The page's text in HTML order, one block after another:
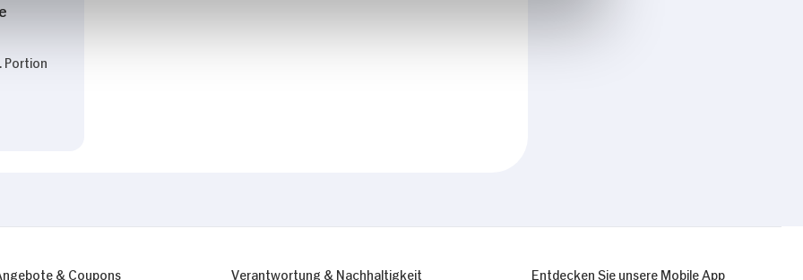
Portion
& Coupons
Verantwortung & Nachhaltigkeit
Entdecken Sie unsere Mobile App